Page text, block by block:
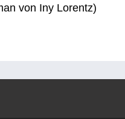
von Iny Lorentz)